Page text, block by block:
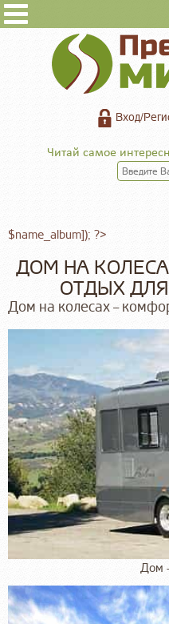
Вход/
Читай самое
$name_album]); ?>
ДОМ НА
ОТДЫХ
Дом на колесах –
Дом